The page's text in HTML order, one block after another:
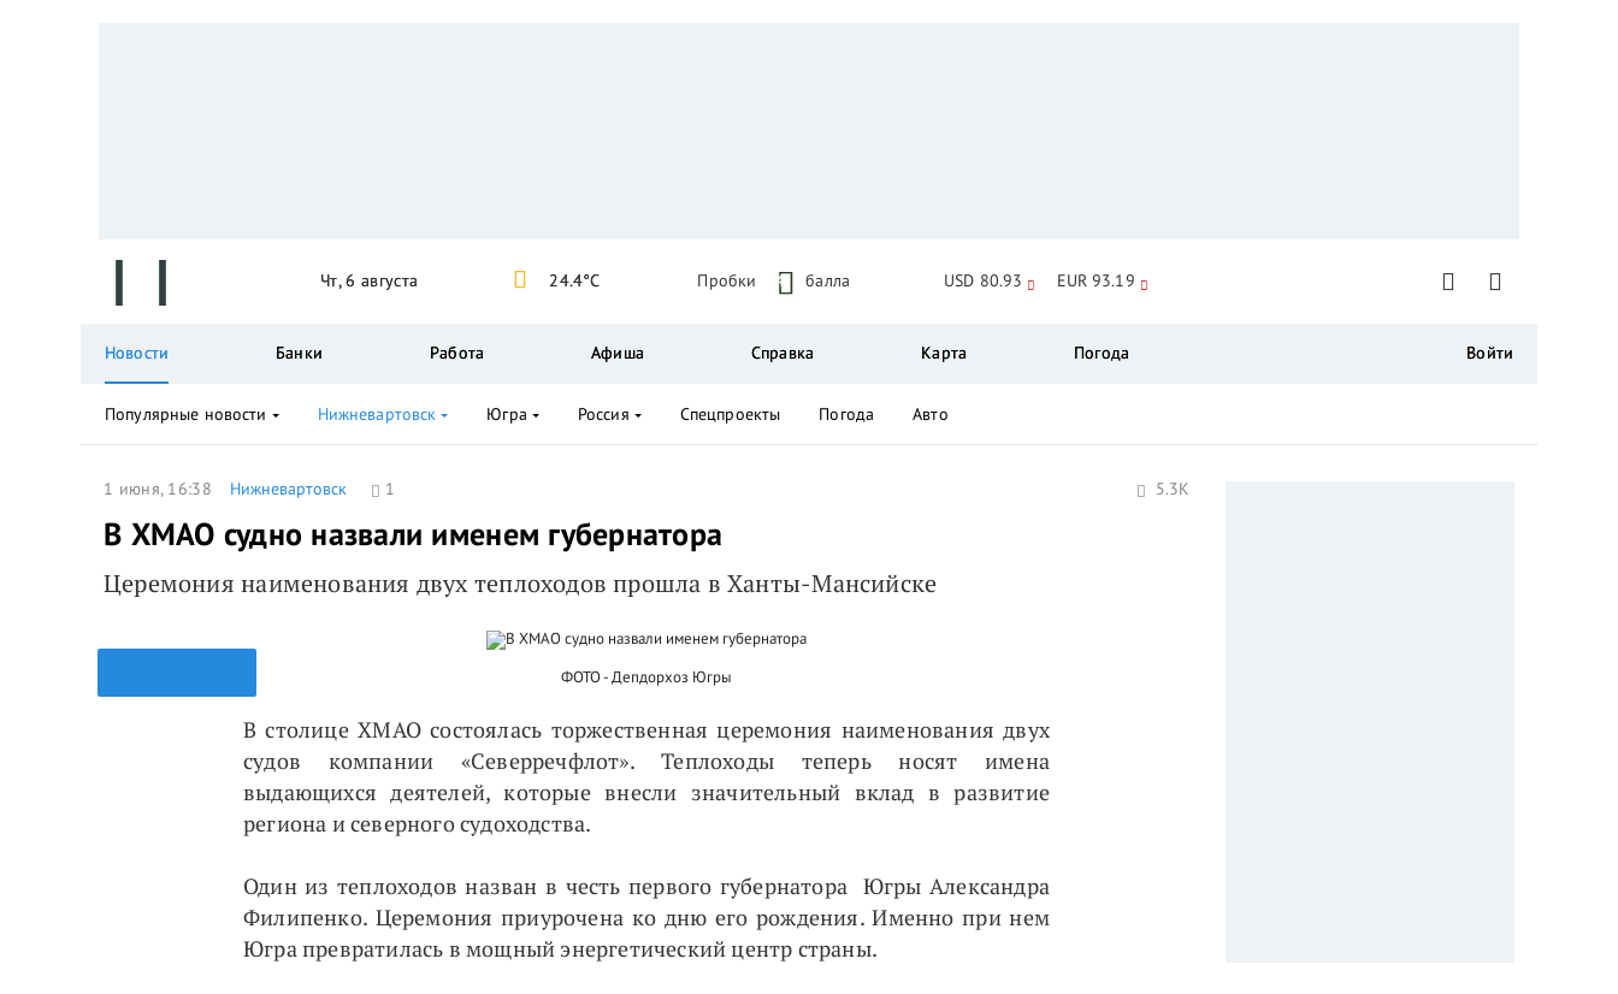
1 июня, 16:38 Нижневартовск 1 5.3K
В ХМАО судно назвали именем губернатора
Церемония наименования двух теплоходов прошла в Ханты-Мансийске
ФОТО - Депдорхоз Югры
В столице ХМАО состоялась торжественная церемония наименования двух
судов компании «Северречфлот». Теплоходы теперь носят имена
выдающихся деятелей, которые внесли значительный вклад в развитие
региона и северного судоходства.
Один из теплоходов назван в честь первого губернатора Югры Александра
Филипенко. Церемония приурочена ко дню его рождения. Именно при нем
Югра превратилась в мощный энергетический центр страны.
Чт, 6 августа 24.4°C Пробки 4 балла USD 80.93 EUR 93.19
Новости Банки Работа Афиша Справка Карта Погода Войти
Популярные новости Нижневартовск Югра Россия Спецпроекты Погода Авто